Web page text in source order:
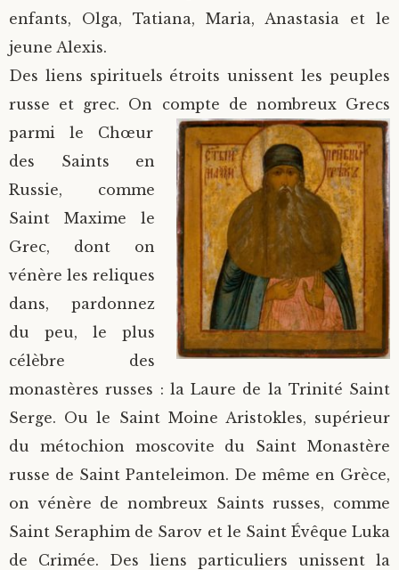
enfants, Olga, Tatiana, Maria, Anastasia et le
jeune Alexis.
Des liens spirituels étroits unissent les peuples
russe et grec. On compte de nombreux Grecs
parmi le Chœur
des Saints en
Russie, comme
Saint Maxime le
Grec, dont on
vénère les reliques
dans, pardonnez
du peu, le plus
célèbre des
monastères russes : la Laure de la Trinité Saint
Serge. Ou le Saint Moine Aristokles, supérieur
du métochion moscovite du Saint Monastère
russe de Saint Panteleimon. De même en Grèce,
on vénère de nombreux Saints russes, comme
Saint Seraphim de Sarov et le Saint Évêque Luka
de Crimée. Des liens particuliers unissent la